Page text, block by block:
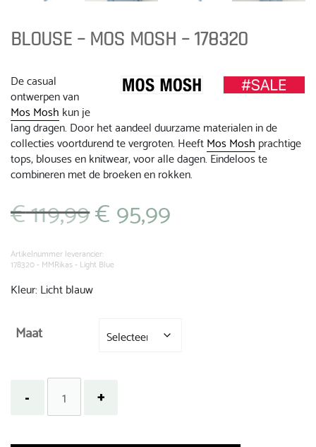
BLOUSE – MOS MOSH – 178320
De casual
ontwerpen van
Mos Mosh kun je
lang dragen. Door het aandeel duurzame materialen in de
collecties voortdurend te vergroten. HeeftMos Mosh prachtige
tops, blouses en knitwear, voor alle dagen. Eindeloos te
combineren met de broeken en rokken.
€119,99 Oorspronkelijke
prijs
€ 119,99.
€95,99
Artikelnummer leverancier:
178320 - MMRikas - Light Blue
Kleur: Licht blauw
Maat